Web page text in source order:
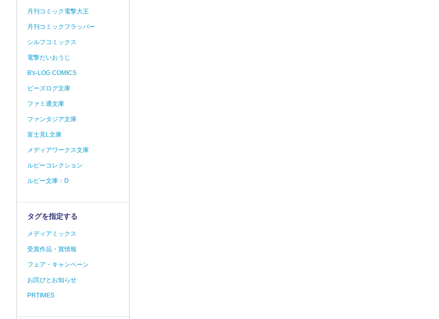
月刊コミック電撃大王
月刊コミックフラッパー
シルフコミックス
電撃だいおうじ
B's-LOG COMICS
ビーズログ文庫
ファミ通文庫
ファンタジア文庫
富士見L文庫
メディアワークス文庫
ルビーコレクション
ルビー文庫：D
タグを指定する
メディアミックス
受賞作品・賞情報
フェア・キャンペーン
お詫びとお知らせ
PRTIMES